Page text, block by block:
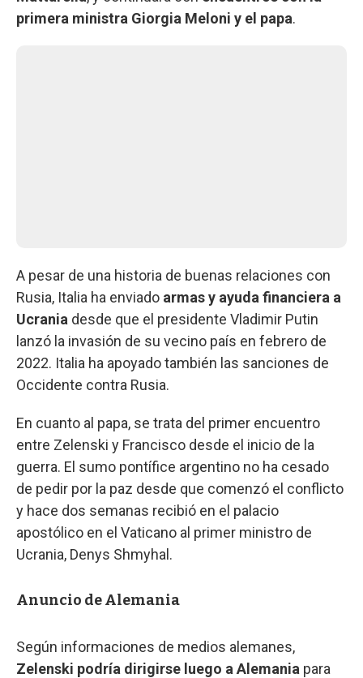
primera ministra Giorgia Meloni y el papa.
A pesar de una historia de buenas relaciones con
Rusia, Italia ha enviado armas y ayuda financiera a
Ucrania desde que el presidente Vladimir Putin
lanzó la invasión de su vecino país en febrero de
2022. Italia ha apoyado también las sanciones de
Occidente contra Rusia.
En cuanto al papa, se trata del primer encuentro
entre Zelenski y Francisco desde el inicio de la
guerra. El sumo pontífice argentino no ha cesado
de pedir por la paz desde que comenzó el conflicto
y hace dos semanas recibió en el palacio
apostólico en el Vaticano al primer ministro de
Ucrania, Denys Shmyhal.
Anuncio de Alemania
Según informaciones de medios alemanes,
Zelenski podría dirigirse luego a Alemania para